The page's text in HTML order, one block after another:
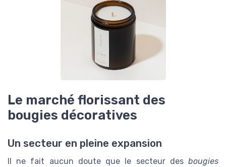
Le marché florissant des
bougies décoratives
Un secteur en pleine expansion
Il ne fait aucun doute que le secteur des bougies